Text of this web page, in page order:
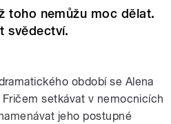
toho nemůžu moc dělat.
svědectví.
období se Alena
Fričem setkávat v nemocnicích
jeho postupné